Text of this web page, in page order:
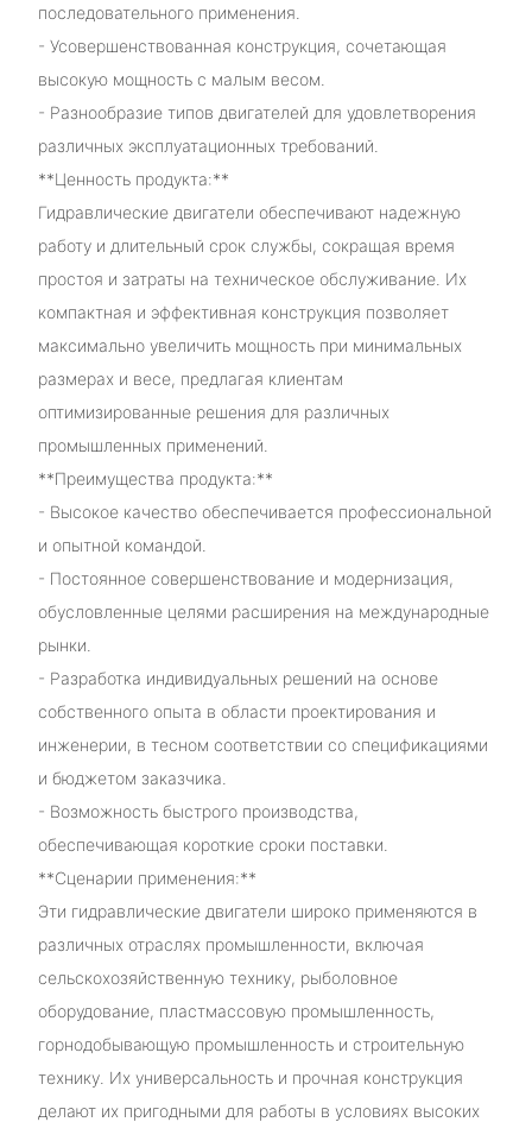
последовательного применения.
- Усовершенствованная конструкция, сочетающая
высокую мощность с малым весом.
- Разнообразие типов двигателей для удовлетворения
различных эксплуатационных требований.
**Ценность продукта:**
Гидравлические двигатели обеспечивают надежную
работу и длительный срок службы, сокращая время
простоя и затраты на техническое обслуживание. Их
компактная и эффективная конструкция позволяет
максимально увеличить мощность при минимальных
размерах и весе, предлагая клиентам
оптимизированные решения для различных
промышленных применений.
**Преимущества продукта:**
- Высокое качество обеспечивается профессиональной
и опытной командой.
- Постоянное совершенствование и модернизация,
обусловленные целями расширения на международные
рынки.
- Разработка индивидуальных решений на основе
собственного опыта в области проектирования и
инженерии, в тесном соответствии со спецификациями
и бюджетом заказчика.
- Возможность быстрого производства,
обеспечивающая короткие сроки поставки.
**Сценарии применения:**
Эти гидравлические двигатели широко применяются в
различных отраслях промышленности, включая
сельскохозяйственную технику, рыболовное
оборудование, пластмассовую промышленность,
горнодобывающую промышленность и строительную
технику. Их универсальность и прочная конструкция
делают их пригодными для работы в условиях высоких